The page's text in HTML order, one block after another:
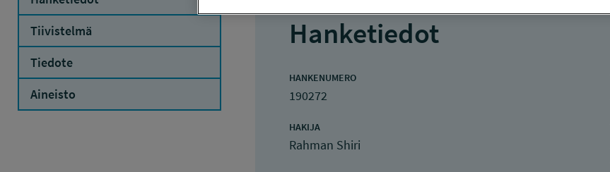
Tiivistelmä
Tiedote
Aineisto
Hanketiedot
HANKENUMERO
190272
HAKIJA
Rahman Shiri